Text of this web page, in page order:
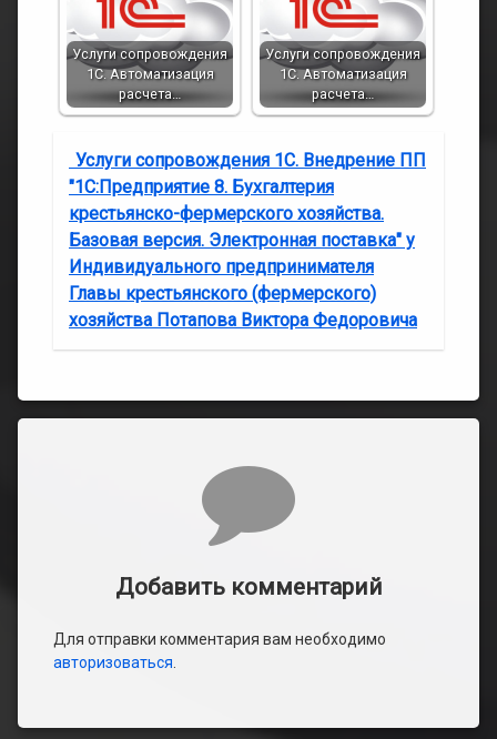
Услуги сопровождения
1С. Автоматизация
расчета…
Услуги сопровождения
1С. Автоматизация
расчета…
Услуги сопровождения 1С. Внедрение ПП
"1С:Предприятие 8. Бухгалтерия
крестьянско-фермерского хозяйства.
Базовая версия. Электронная поставка" у
Индивидуального предпринимателя
Главы крестьянского (фермерского)
хозяйства Потапова Виктора Федоровича
Добавить комментарий
Для отправки комментария вам необходимо
авторизоваться